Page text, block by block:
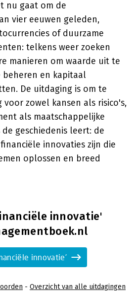
nu gaat om de
vier eeuwen geleden,
of duurzame
telkens weer zoeken
manieren om waarde uit te
beheren en kapitaal
De uitdaging is om te
zowel kansen als risico's,
als maatschappelijke
geschiedenis leert: de
innovaties zijn die
oplossen en breed
innovatie'
innovatie'
- Overzicht van alle uitdagingen